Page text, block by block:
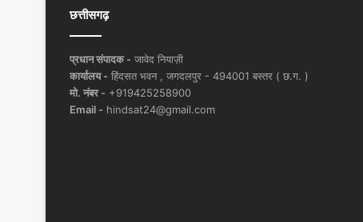
छत्तीसगढ़
प्रधान संपादक - जावेद नियाज़ी
कार्यालय - हिंदसत भवन , जगदलपुर - 494001 बस्तर ( छ.ग. )
मो. नंबर - +919425258900
Email - hindsat24@gmail.com